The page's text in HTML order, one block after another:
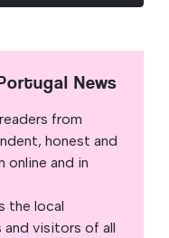
News
from
honest and
online and in
the local
visitors of all